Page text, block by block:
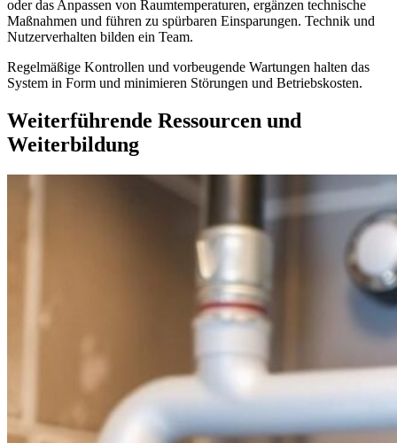
oder das Anpassen von Raumtemperaturen, ergänzen technische
Maßnahmen und führen zu spürbaren Einsparungen. Technik und
Nutzerverhalten bilden ein Team.
Regelmäßige Kontrollen und vorbeugende Wartungen halten das
System in Form und minimieren Störungen und Betriebskosten.
Weiterführende Ressourcen und
Weiterbildung